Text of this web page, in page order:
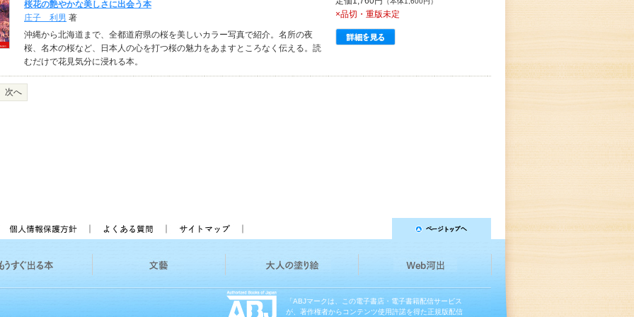
桜花の艶やかな美しさに出会う本
庄子 利男 著
沖縄から北海道まで、全都道府県の桜を美しいカラー写真で紹介。名所の夜
桜、名木の桜など、日本人の心を打つ桜の魅力をあますところなく伝える。読
むだけで花見気分に浸れる本。
×品切・重版未定
次へ
「ABJマークは、この電子書店・電子書籍配信サービス
が、著作権者からコンテンツ使用許諾を得た正規版配信